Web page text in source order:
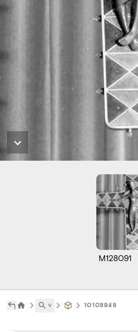
M128091
˅ 10108948